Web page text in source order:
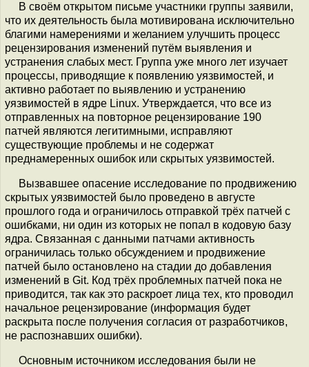
В своём открытом письме участники группы заявили,
что их деятельность была мотивирована исключительно
благими намерениями и желанием улучшить процесс
рецензирования изменений путём выявления и
устранения слабых мест. Группа уже много лет изучает
процессы, приводящие к появлению уязвимостей, и
активно работает по выявлению и устранению
уязвимостей в ядре Linux. Утверждается, что все из
отправленных на повторное рецензирование 190
патчей являются легитимными, исправляют
существующие проблемы и не содержат
преднамеренных ошибок или скрытых уязвимостей.
Вызвавшее опасение исследование по продвижению
скрытых уязвимостей было проведено в августе
прошлого года и ограничилось отправкой трёх патчей с
ошибками, ни один из которых не попал в кодовую базу
ядра. Связанная с данными патчами активность
ограничилась только обсуждением и продвижение
патчей было остановлено на стадии до добавления
изменений в Git. Код трёх проблемных патчей пока не
приводится, так как это раскроет лица тех, кто проводил
начальное рецензирование (информация будет
раскрыта после получения согласия от разработчиков,
не распознавших ошибки).
Основным источником исследования были не